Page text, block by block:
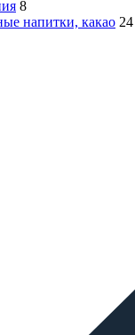
8
напитки, какао 24